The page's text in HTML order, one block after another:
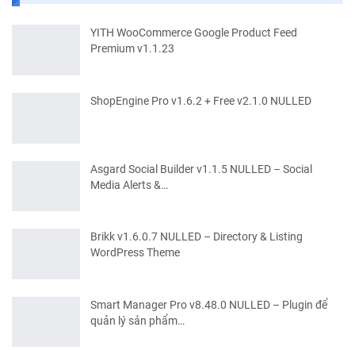
YITH WooCommerce Google Product Feed
Premium v1.1.23
ShopEngine Pro v1.6.2 + Free v2.1.0 NULLED
Asgard Social Builder v1.1.5 NULLED – Social
Media Alerts &…
Brikk v1.6.0.7 NULLED – Directory & Listing
WordPress Theme
Smart Manager Pro v8.48.0 NULLED – Plugin để
quản lý sản phẩm…